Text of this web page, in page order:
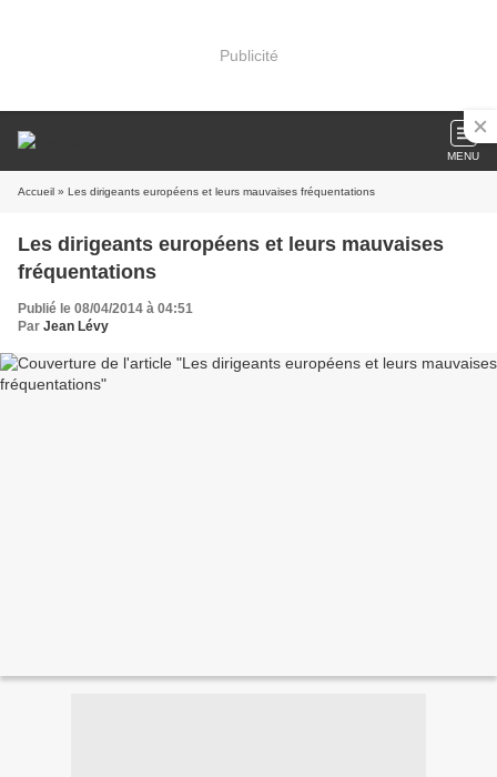
Publicité
MENU
Accueil » Les dirigeants européens et leurs mauvaises fréquentations
Les dirigeants européens et leurs mauvaises
fréquentations
Publié le 08/04/2014 à 04:51
Par Jean Lévy